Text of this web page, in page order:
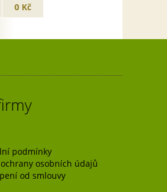
0 Kč
podmínky
osobních údajů
od smlouvy